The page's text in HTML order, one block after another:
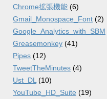
Chrome拡張機能 (6)
Gmail_Monospace_Font (2)
Google_Analytics_with_SBM
Greasemonkey (41)
Pipes (12)
TweetTheMinutes (4)
Ust_DL (10)
YouTube_HD_Suite (19)